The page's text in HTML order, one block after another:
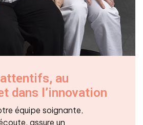
au
dans l’innovation
équipe soignante,
assure un